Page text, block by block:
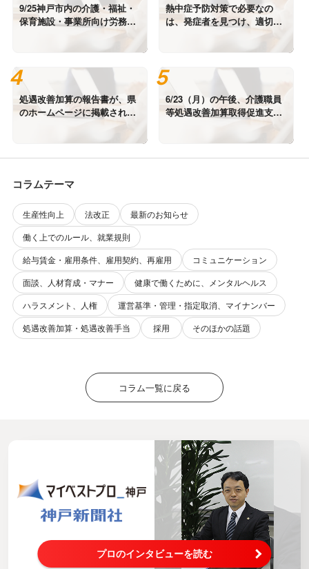
9/25神戸市内の介護・福祉・
保育施設・事業所向け労務・
社会保険講座に登壇します。
熱中症予防対策で必要なの
は、発症者を見つけ、適切に
処遇改善加算の報告書が、県
のホームページに掲載されて
6/23（月）の午後、介護職員
等処遇改善加算取得促進支援
セミナーに登壇します。
コラムテーマ
生産性向上 法改正
最新のお知らせ
働く上でのルール、就業規則
給与賃金・雇用条件、雇用契約、再雇用
コミュニケーション
面談、人材育成・マナー
健康で働くために、メンタルヘルス
ハラスメント、人権
運営基準・管理・指定取消、マイナンバー
処遇改善加算・処遇改善手当
採用 そのほかの話題
コラム一覧に戻る
プロのインタビューを読む